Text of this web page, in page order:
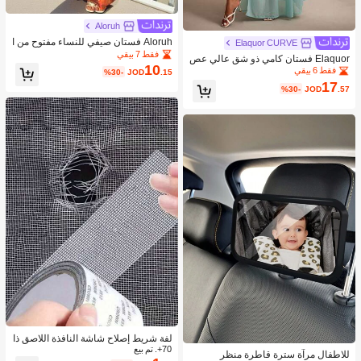
Elaquor CURVE
Elaquor فستان كامي ذو شق عالي عص
ري ذو رقعات من الترتر لمقاسات كبيرة
للصيف
فقط 6 بيقي
JOD17 .57
%30-
للاطفال مرآة سترة قاطرة منظر
Aloruh
Aloruh فستان صيفي للنساء مفتوح من ا
لظهر وملتف عند الرقبة
فقط 7 بيقي
JOD10.15
%30-
لفة شريط إصلاح شاشة النافذة اللاصق ذا
تيًا، مناسب لإصلاح باب الغرفة الجامعية/
70+. تم بيع